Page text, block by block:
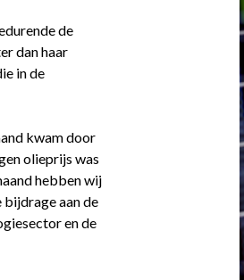
de
dan haar
in de
kwam door
olieprijs was
hebben wij
bijdrage aan de
en de